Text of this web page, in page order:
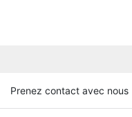
Prenez contact avec nous